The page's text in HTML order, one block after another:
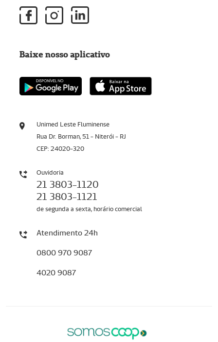
Unimed Leste Fluminense
Rua Dr. Borman, 51 - Niterói - RJ
CEP: 24020-320
Ouvidoria
21 3803-1120
21 3803-1121
de segunda a sexta, horário comercial
Atendimento 24h
0800 970 9087
4020 9087
Baixe nosso aplicativo